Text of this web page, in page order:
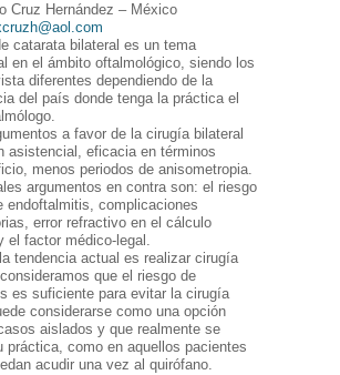
Cruz Hernández – México
catarata bilateral es un tema
en el ámbito oftalmológico, siendo los
diferentes dependiendo de la
del país donde tenga la práctica el
a favor de la cirugía bilateral
asistencial, eficacia en términos
menos periodos de anisometropia.
argumentos en contra son: el riesgo
endoftalmitis, complicaciones
error refractivo en el cálculo
el factor médico-legal.
tendencia actual es realizar cirugía
que el riesgo de
es suficiente para evitar la cirugía
considerarse como una opción
aislados y que realmente se
práctica, como en aquellos pacientes
acudir una vez al quirófano.